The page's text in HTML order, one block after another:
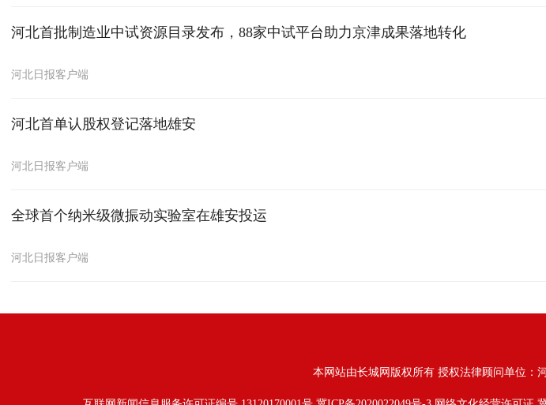
河北首批制造业中试资源目录发布，88家中试平台助力京津成果落地转化
河北日报客户端
河北首单认股权登记落地雄安
河北日报客户端
全球首个纳米级微振动实验室在雄安投运
河北日报客户端
本网站由长城网版权所有 授权法律顾问单位：